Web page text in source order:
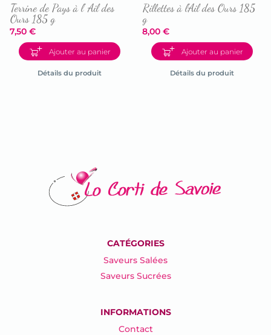
Terrine de Pays à l’ Ail des
Ours 185 g
7,50 €
Accéder
Ajouter au panier
Détails du produit
Rillettes à l’Ail des Ours 185
g
8,00 €
Accéder
Ajouter au panier
Détails du produit
CATÉGORIES
Saveurs Salées
Saveurs Sucrées
INFORMATIONS
Contact